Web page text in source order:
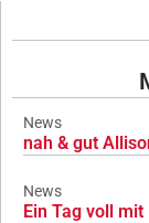
News
nah & gut
News
Ein Tag voll